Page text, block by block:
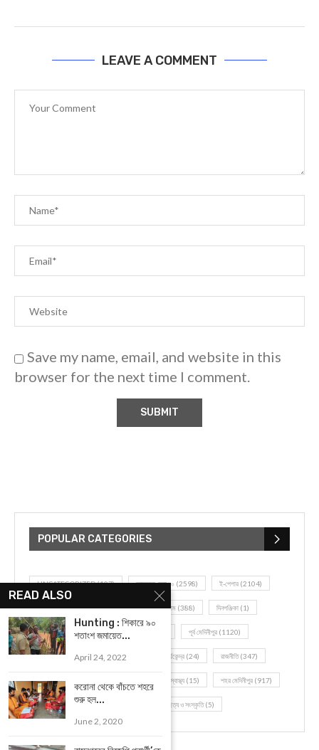
LEAVE A COMMENT
Save my name, email, and website in this
browser for the next time I comment.
POPULAR CATEGORIES
UNCATEGORIZED(107) আজকের সেরা ১০ (2598) ই-পেপার (2104)
খেলাধূলো(5) জেলার খবর(602) ঝাড়গ্রাম (388) দিনপঞ্জিকা (1)
দৈনিক রাশিফল (819) পশ্চিম মেদিনীপুর পূর্ব মেদিনীপুর (1120)
বন্যপ্রাণ(4) বিনোদন (3) ভ্রমণ এবং তীর্থকেন্দ্র (24) রাজনীতি(347)
রান্না-রেসিপী শরীর স্বাস্থ্য (15) শহর মেদিনীপুর (917)
শিক্ষা ব্যবস্থা (75) সম্পাদকীয় সাহিত্য ও সংস্কৃতি(5)
READ ALSO
Hunting : শিকারে ৯০
শতাংশ জমায়েত...
April 24, 2022
করোনা থেকে বাঁচতে শহরে
শুরু হল...
June 2, 2020